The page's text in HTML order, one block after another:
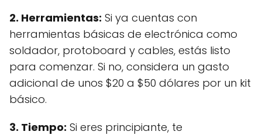
2. Herramientas: Si ya cuentas con
herramientas básicas de electrónica como
soldador, protoboard y cables, estás listo
para comenzar. Si no, considera un gasto
adicional de unos $20 a $50 dólares por un kit
básico.
3. Tiempo: Si eres principiante, te